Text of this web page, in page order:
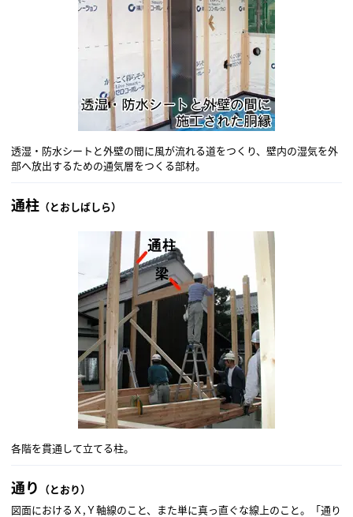
透湿・防水シートと外壁の間に風が流れる道をつくり、壁内の湿気を外
部へ放出するための通気層をつくる部材。
通柱 （とおしばしら）
各階を貫通して立てる柱。
通り （とおり）
図面におけるＸ,Ｙ軸線のこと、また単に真っ直ぐな線上のこと。「通り